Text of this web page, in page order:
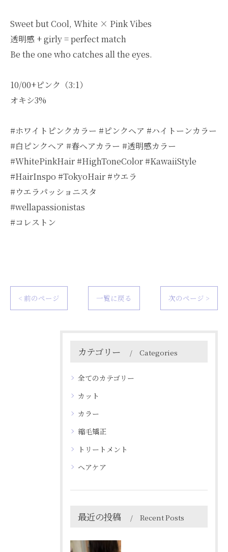
Sweet but Cool, White × Pink Vibes
透明感 + girly = perfect match
Be the one who catches all the eyes.
10/00+ピンク（3:1）
オキシ3%
#ホワイトピンクカラー #ピンクヘア #ハイトーンカラー
#白ピンクヘア #春ヘアカラー #透明感カラー
#WhitePinkHair #HighToneColor #KawaiiStyle
#HairInspo #TokyoHair #ウエラ
#ウエラパッショニスタ
#wellapassionistas
#コレストン
< 前のページ 一覧に戻る 次のページ >
カテゴリー Categories
全てのカテゴリー
カット
カラー
縮毛矯正
トリートメント
ヘアケア
最近の投稿 Recent Posts